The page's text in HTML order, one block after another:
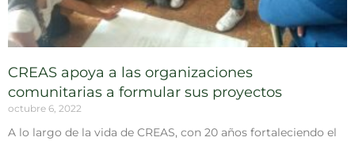
CREAS apoya a las organizaciones
comunitarias a formular sus proyectos
octubre 6, 2022
A lo largo de la vida de CREAS, con 20 años fortaleciendo el